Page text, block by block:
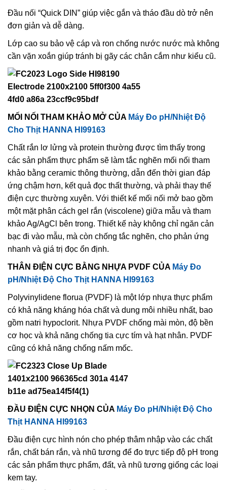
Đầu nối “Quick DIN” giúp việc gắn và tháo đầu dò trở nên
đơn giản và dễ dàng.
Lớp cao su bảo vệ cáp và ron chống nước nước mà không
cần vặn xoắn giúp tránh bị gãy các chân cắm như kiểu cũ.
MỐI NỐI THAM KHẢO MỞ CỦA Máy Đo pH/Nhiệt Độ
Cho Thịt HANNA HI99163
Chất rắn lơ lửng và protein thường được tìm thấy trong
các sản phẩm thực phẩm sẽ làm tắc nghẽn mối nối tham
khảo bằng ceramic thông thường, dẫn đến thời gian đáp
ứng chậm hơn, kết quả đọc thất thường, và phải thay thế
điện cực thường xuyên. Với thiết kế mối nối mở bao gồm
một mặt phân cách gel rắn (viscolene) giữa mẫu và tham
khảo Ag/AgCl bên trong. Thiết kế này không chỉ ngăn cản
bạc đi vào mẫu, mà còn chống tắc nghẽn, cho phản ứng
nhanh và giá trị đọc ổn định.
THÂN ĐIỆN CỰC BẰNG NHỰA PVDF CỦA Máy Đo
pH/Nhiệt Độ Cho Thịt HANNA HI99163
Polyvinylidene florua (PVDF) là một lớp nhựa thực phẩm
có khả năng kháng hóa chất và dung môi nhiều nhất, bao
gồm natri hypoclorit. Nhựa PVDF chống mài mòn, độ bền
cơ học và khả năng chống tia cực tím và hạt nhân. PVDF
cũng có khả năng chống nấm mốc.
ĐẦU ĐIỆN CỰC NHỌN CỦA Máy Đo pH/Nhiệt Độ Cho
Thịt HANNA HI99163
Đầu điện cực hình nón cho phép thâm nhập vào các chất
rắn, chất bán rắn, và nhũ tương để đo trực tiếp độ pH trong
các sản phẩm thực phẩm, đất, và nhũ tương giống các loại
kem tay.